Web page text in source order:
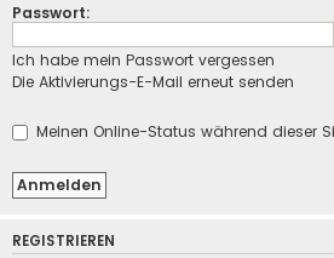
Passwort:
Ich habe mein Passwort vergessen
Die Aktivierungs-E-Mail erneut senden
Meinen Online-Status während dieser
REGISTRIEREN